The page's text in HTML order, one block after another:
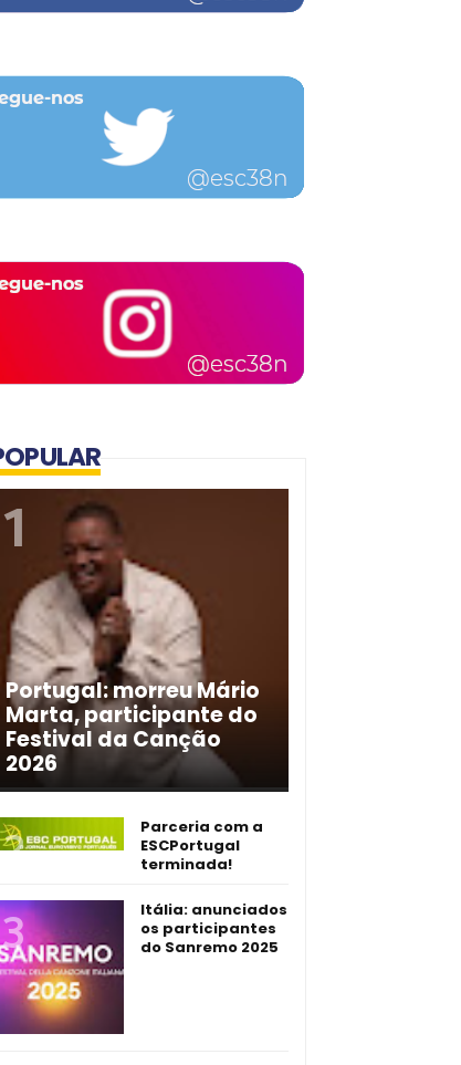
Portugal: morreu Mário
Marta, participante do
Festival da Canção
2026
Parceria com a
ESCPortugal
terminada!
Itália: anunciados
os participantes
do Sanremo 2025